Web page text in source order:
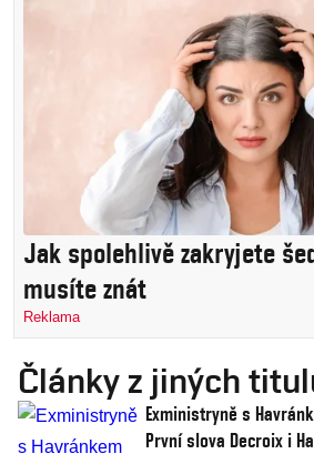
Jak spolehlivě zakryjete
musíte znát
Reklama
Články z jiných
Exministryně s
První slova Decroix i